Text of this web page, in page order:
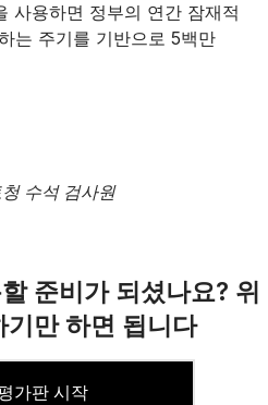
사용하면 정부의 연간 잠재적
는 주기를 기반으로 5백만
수석 검사원
준비가 되셨나요? 위
기만 하면 됩니다
가판 시작